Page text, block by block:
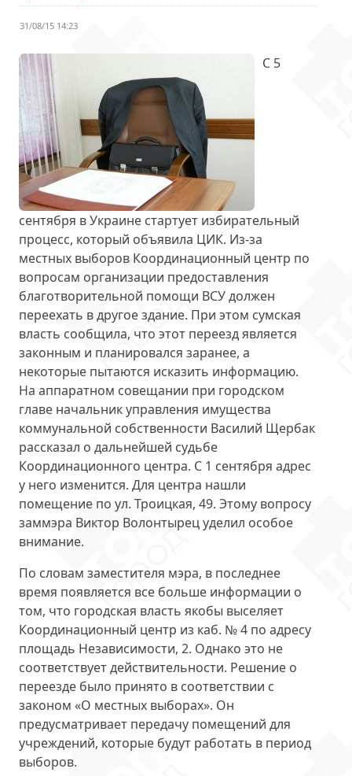
31/08/15 14:23
С 5
сентября в Украине стартует избирательный
процесс, который объявила ЦИК. Из-за
местных выборов Координационный центр по
вопросам организации предоставления
благотворительной помощи ВСУдолжен
переехать в другое здание. При этом сумская
власть сообщила, что этот переезд является
законным и планировался заранее, а
некоторые пытаются исказить информацию.
На аппаратном совещании при городском
главе начальник управления имущества
коммунальной собственности Василий Щербак
рассказал о дальнейшей судьбе
Координационного центра. С 1 сентября адрес
у него изменится. Для центра нашли
помещение по ул. Троицкая, 49. Этому вопросу
заммэра Виктор Волонтырец уделил особое
внимание.
По словам заместителя мэра, в последнее
время появляется все больше информации о
том, что городская власть якобы выселяет
Координационный центр из каб. № 4 по адресу
площадь Независимости, 2. Однако это не
соответствует действительности. Решение о
переезде было принято в соответствии с
законом «О местных выборах». Он
предусматривает передачу помещений для
учреждений, которые будут работать в период
выборов.